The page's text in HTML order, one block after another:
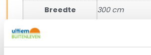
Breedte
300 cm
EAN
8711268718287